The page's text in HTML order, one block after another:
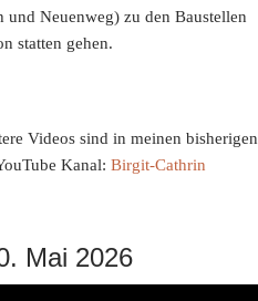
und Neuenweg) zu den Baustellen
statten gehen.
Videos sind in meinen bisherigen
Kanal: Birgit-Cathrin
Mai 2026